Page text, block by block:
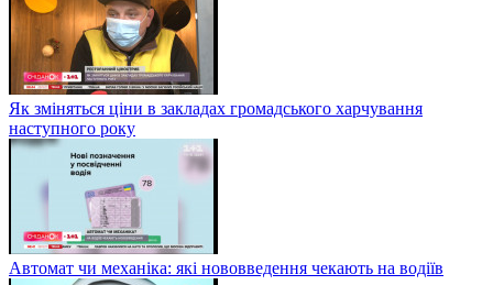
Як зміняться ціни в закладах громадського харчування
наступного року
Автомат чи механіка: які нововведення чекають на водіїв